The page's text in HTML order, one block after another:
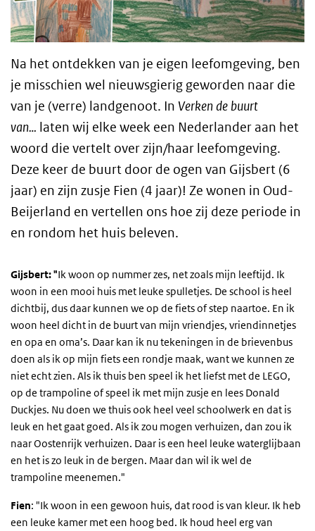
Na het ontdekken van je eigen leefomgeving, ben
je misschien wel nieuwsgierig geworden naar die
van je (verre) landgenoot. In Verken de buurt
van… laten wij elke week een Nederlander aan het
woord die vertelt over zijn/haar leefomgeving.
Deze keer de buurt door de ogen van Gijsbert (6
jaar) en zijn zusje Fien (4 jaar)! Ze wonen in Oud-
Beijerland en vertellen ons hoe zij deze periode in
en rondom het huis beleven.
Gijsbert: "Ik woon op nummer zes, net zoals mijn leeftijd. Ik
woon in een mooi huis met leuke spulletjes. De school is heel
dichtbij, dus daar kunnen we op de fiets of step naartoe. En ik
woon heel dicht in de buurt van mijn vriendjes, vriendinnetjes
en opa en oma’s. Daar kan ik nu tekeningen in de brievenbus
doen als ik op mijn fiets een rondje maak, want we kunnen ze
niet echt zien. Als ik thuis ben speel ik het liefst met de LEGO,
op de trampoline of speel ik met mijn zusje en lees Donald
Duckjes. Nu doen we thuis ook heel veel schoolwerk en dat is
leuk en het gaat goed. Als ik zou mogen verhuizen, dan zou ik
naar Oostenrijk verhuizen. Daar is een heel leuke waterglijbaan
en het is zo leuk in de bergen. Maar dan wil ik wel de
trampoline meenemen."
Fien: "Ik woon in een gewoon huis, dat rood is van kleur. Ik heb
een leuke kamer met een hoog bed. Ik houd heel erg van